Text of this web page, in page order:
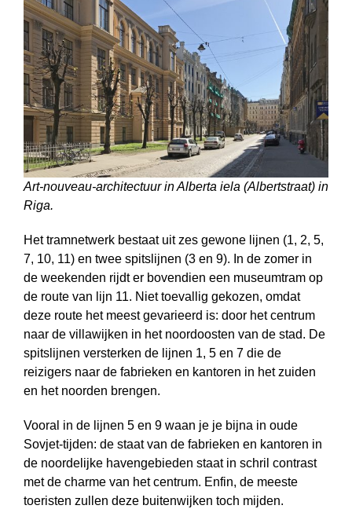
Art-nouveau-architectuur in Alberta iela (Albertstraat) in
Riga.
Het tramnetwerk bestaat uit zes gewone lijnen (1, 2, 5,
7, 10, 11) en twee spitslijnen (3 en 9). In de zomer in
de weekenden rijdt er bovendien een museum­tram op
de route van lijn 11. Niet toevallig gekozen, omdat
deze route het meest gevarieerd is: door het centrum
naar de villawijken in het noordoosten van de stad. De
spitslijnen versterken de lijnen 1, 5 en 7 die de
reizigers naar de fabrieken en kantoren in het zuiden
en het noorden brengen.
Vooral in de lijnen 5 en 9 waan je je bijna in oude
Sovjet-tijden: de staat van de fabrieken en kantoren in
de noordelijke havengebieden staat in schril contrast
met de charme van het centrum. Enfin, de meeste
toeristen zullen deze buiten­wijken toch mijden.